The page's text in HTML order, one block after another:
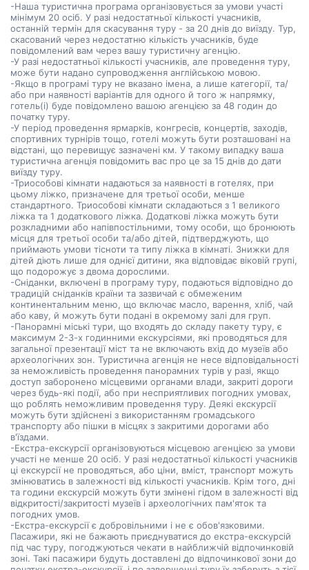
-Наша туристична програма організовується за умови участі
мінімум 20 осіб. У разі недостатньої кількості учасників,
останній термін для скасування туру - за 20 днів до виїзду. Тур,
скасований через недостатню кількість учасників, буде
повідомлений вам через вашу туристичну агенцію.
-У разі недостатньої кількості учасників, але проведення туру,
може бути надано супроводження англійською мовою.
-Якщо в програмі туру не вказано імена, а лише категорії, та/
або при наявності варіантів для одного й того ж напрямку,
готель(і) буде повідомлено вашою агенцією за 48 годин до
початку туру.
-У період проведення ярмарків, конгресів, концертів, заходів,
спортивних турнірів тощо, готелі можуть бути розташовані на
відстані, що перевищує зазначені км. У такому випадку ваша
туристична агенція повідомить вас про це за 15 днів до дати
виїзду туру.
-Триособові кімнати надаються за наявності в готелях, при
цьому ліжко, призначене для третьої особи, менше
стандартного. Триособові кімнати складаються з 1 великого
ліжка та 1 додаткового ліжка. Додаткові ліжка можуть бути
розкладними або напівпостільними, тому особи, що бронюють
місця для третьої особи та/або дітей, підтверджують, що
приймають умови тісноти та типу ліжка в кімнаті. Знижки для
дітей діють лише для однієї дитини, яка відповідає віковій групі,
що подорожує з двома дорослими.
-Сніданки, включені в програму туру, подаються відповідно до
традицій сніданків країни та зазвичай є обмеженим
континентальним меню, що включає масло, варення, хліб, чай
або каву, й можуть бути подані в окремому залі для груп.
-Панорамні міські тури, що входять до складу пакету туру, є
максимум 2-3-х годинними екскурсіями, які проводяться для
загальної презентації міст та не включають вхід до музеїв або
археологічних зон. Туристична агенція не несе відповідальності
за неможливість проведення панорамних турів у разі, якщо
доступ заборонено місцевими органами влади, закриті дороги
через будь-які події, або при несприятливих погодних умовах,
що роблять неможливим проведення туру. Деякі екскурсії
можуть бути здійснені з використанням громадського
транспорту або пішки в місцях з закритими дорогами або
в'їздами.
-Екстра-екскурсії організовуються місцевою агенцією за умови
участі не менше 20 осіб. У разі недостатньої кількості учасників
ці екскурсії не проводяться, або ціни, вміст, транспорт можуть
змінюватись в залежності від кількості учасників. Крім того, дні
та години екскурсій можуть бути змінені гідом в залежності від
відкритості/закритості музеїв і археологічних пам'яток та
погодних умов.
-Екстра-екскурсії є добровільними і не є обов'язковими.
Пасажири, які не бажають приєднуватися до екстра-екскурсій
під час туру, погоджуються чекати в найближчій відпочинковій
зоні. Такі пасажири будуть доставлені до відпочинкової зони до